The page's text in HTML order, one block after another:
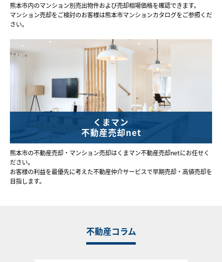
熊本市内のマンション別売出物件および売却相場価格を確認できます。
マンション売却をご検討のお客様は熊本市マンションカタログをご参照くだ
さい。
くまマン
不動産売却net
熊本市の不動産売却・マンション売却はくまマン不動産売却netにお任せく
ださい。
お客様の利益を最優先に考えた不動産仲介サービスで早期売却・高値売却を
目指します。
不動産コラム